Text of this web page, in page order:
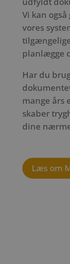
Vi kan
vores
planlægge
Har du
mange års
skaber
dine
Læs om